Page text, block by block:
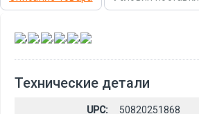
, , , , ,
Технические детали
UPC: 50820251868